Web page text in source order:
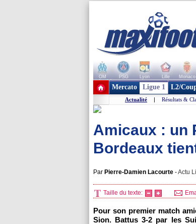
OM PSG Lyon Lille Monaco
+ de clubs
Mercato Ligue 1 L2/
Actualité | Résultats &
Amicaux : un
Bordeaux
Par Pierre-Damien Lacourte -Actu
Taille du texte:
Pour son premier match
Sion. Battus 3-2 par les